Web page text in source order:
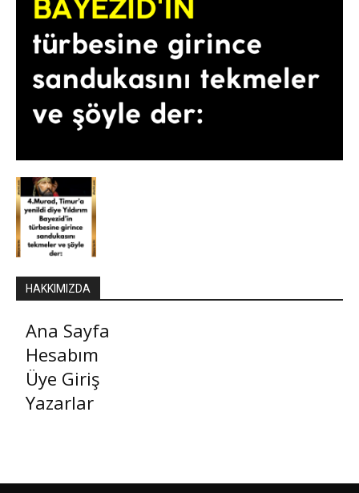
HAKKIMIZDA
Ana Sayfa
Hesabım
Üye Giriş
Yazarlar